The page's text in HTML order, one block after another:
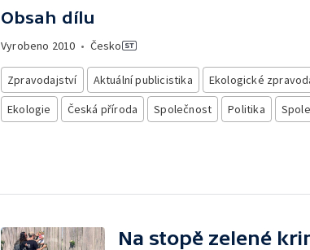
Obsah dílu
Vyrobeno 2010 • Česko
Zpravodajství Aktuální publicistika Ekologické
Ekologie
Česká příroda Společnost Politika
Na stopě zelené